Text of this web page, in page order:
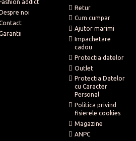
de catre client - Client
perceputa pentru expedierea coletului
toate cazurile), dar si de la Push-
produsul a fost livrat / ambalat gresit
va fi returnata in contul indicat de
zile lucratoare de la confirmarea
de la profesionisti cu experienta si
Fashion addict
Despre noi
Retur
Cum cumpar
Ajutor marimi
Impachetare
cadou
Protectia datelor
Outlet
Protectia Datelor
cu Caracter
Personal
Politica privind
fisierele cookies
Magazine
ANPC